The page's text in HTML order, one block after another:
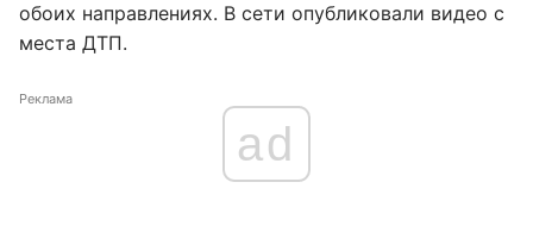
обоих направлениях. В сети опубликовали видео с
места ДТП.
Реклама
ad